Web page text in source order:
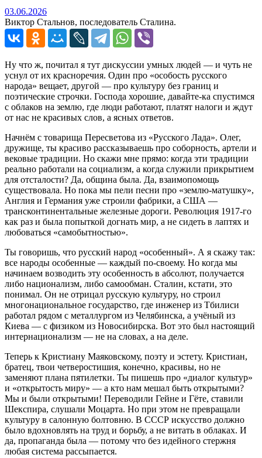
03.06.202603.06.2026
Виктор Стальнов, последователь Сталина.
Ну что ж, почитал я тут дискуссии умных людей — и чуть не
уснул от их красноречия. Один про «особость русского
народа» вещает, другой — про культуру без границ и
поэтические строчки. Господа хорошие, давайте-ка спустимся
с облаков на землю, где люди работают, платят налоги и ждут
от нас не красивых слов, а ясных ответов.
Начнём с товарища Пересветова из «Русского Лада». Олег,
дружище, ты красиво рассказываешь про соборность, артели и
вековые традиции. Но скажи мне прямо: когда эти традиции
реально работали на социализм, а когда служили прикрытием
для отсталости? Да, община была. Да, взаимопомощь
существовала. Но пока мы пели песни про «землю-матушку»,
Англия и Германия уже строили фабрики, а США —
трансконтинентальные железные дороги. Революция 1917‑го
как раз и была попыткой догнать мир, а не сидеть в лаптях и
любоваться «самобытностью».
Ты говоришь, что русский народ «особенный». А я скажу так:
все народы особенные — каждый по‑своему. Но когда мы
начинаем возводить эту особенность в абсолют, получается
либо национализм, либо самообман. Сталин, кстати, это
понимал. Он не отрицал русскую культуру, но строил
многонациональное государство, где инженер из Тбилиси
работал рядом с металлургом из Челябинска, а учёный из
Киева — с физиком из Новосибирска. Вот это был настоящий
интернационализм — не на словах, а на деле.
Теперь к Кристиану Маяковскому, поэту и эстету. Кристиан,
братец, твои четверостишия, конечно, красивы, но не
заменяют плана пятилетки. Ты пишешь про «диалог культур»
и «открытость миру» — а кто нам мешал быть открытыми?
Мы и были открытыми! Переводили Гейне и Гёте, ставили
Шекспира, слушали Моцарта. Но при этом не превращали
культуру в салонную болтовню. В СССР искусство должно
было вдохновлять на труд и борьбу, а не витать в облаках. И
да, пропаганда была — потому что без идейного стержня
любая система рассыпается.